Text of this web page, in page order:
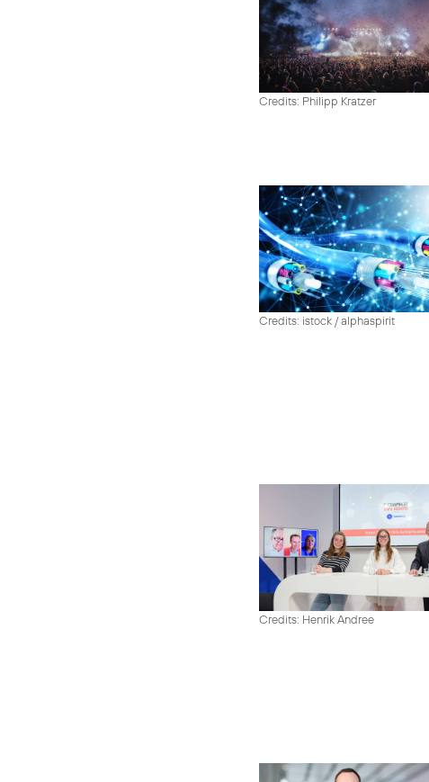
Credits: Philipp Kratzer
Credits: istock / alphaspirit
Credits: Henrik Andree